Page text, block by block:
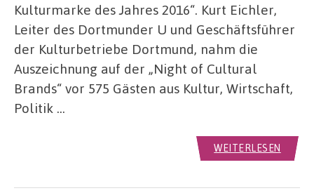
Kulturmarke des Jahres 2016“. Kurt Eichler,
Leiter des Dortmunder U und Geschäftsführer
der Kulturbetriebe Dortmund, nahm die
Auszeichnung auf der „Night of Cultural
Brands“ vor 575 Gästen aus Kultur, Wirtschaft,
Politik …
WEITERLESEN